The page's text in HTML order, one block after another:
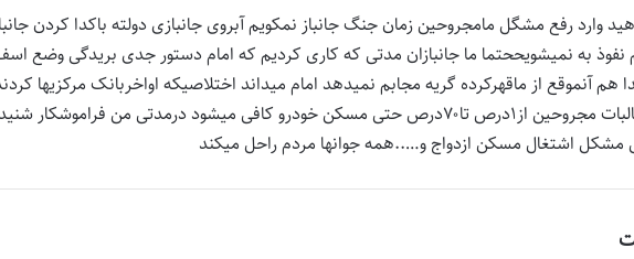
وارد رفع مشگل مامجروحین زمان جنگ جانباز نمکویم آبروی جانبازی دولته باکدا کردن
نفوذ به نمیشویححتما ما جانبازان مدتی که کاری کردیم که امام دستور جدی بریدگی وضع
هم آنموقع از ماقهرکرده گریه مجابم نمیدهد امام میداند اختلاصیکه اواخربانک مرکزیها
برای پرداخت پیام خدمت بازنشگی و مطالبات مجروحین از۱درص تا۷۰درص حتی مسکن خودرو کافی میشود درمدتی من فراموشکار
مشکل اشتغال مسکن ازدواج و…..همه جوانها مردم راحل میکند